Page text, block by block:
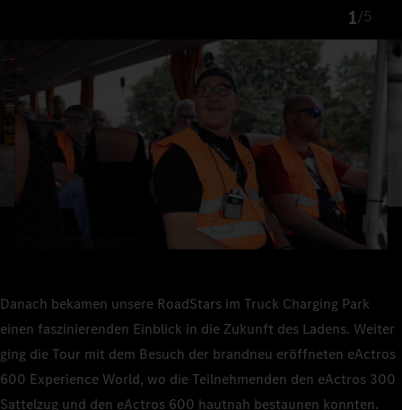
1/5
Danach bekamen unsere RoadStars im Truck Charging Park
einen faszinierenden Einblick in die Zukunft des Ladens. Weiter
ging die Tour mit dem Besuch der brandneu eröffneten eActros
600 Experience World, wo die Teilnehmenden den eActros 300
Sattelzug und den eActros 600 hautnah bestaunen konnten.